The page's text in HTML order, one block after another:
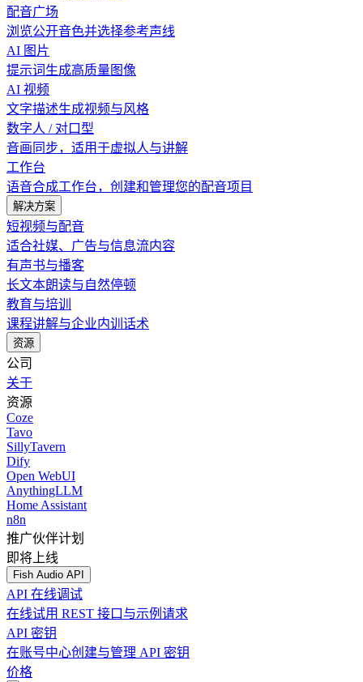
配音广场
浏览公开音色并选择参考声线
AI 图片
提示词生成高质量图像
AI 视频
文字描述生成视频与风格
数字人 / 对口型
音画同步，适用于虚拟人与讲解
工作台
语音合成工作台，创建和管理您的配音项目
解决方案
短视频与配音
适合社媒、广告与信息流内容
有声书与播客
长文本朗读与自然停顿
教育与培训
课程讲解与企业内训话术
资源
公司
关于
资源
Coze
Tavo
SillyTavern
Dify
Open WebUI
AnythingLLM
Home Assistant
n8n
推广伙伴计划
即将上线
Fish Audio API
API 在线调试
在线试用 REST 接口与示例请求
API 密钥
在账号中心创建与管理 API 密钥
价格